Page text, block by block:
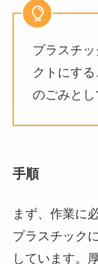
プラスチ
クトにす
のごみとし
手順
まず、作業に
プラスチック
しています。